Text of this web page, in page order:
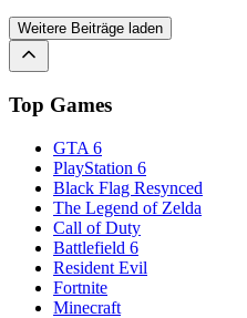
Weitere Beiträge laden
Top Games
GTA 6
PlayStation 6
Black Flag Resynced
The Legend of Zelda
Call of Duty
Battlefield 6
Resident Evil
Fortnite
Minecraft